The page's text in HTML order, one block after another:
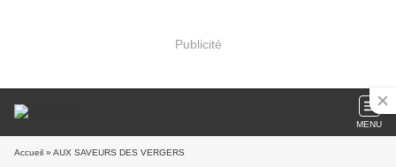
Publicité
MENU
Accueil » AUX SAVEURS DES VERGERS